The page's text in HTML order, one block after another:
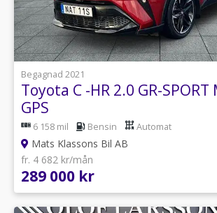
1
Begagnad 2021
Toyota C -HR 2.0 GR-SPORT
GPS
6 158 mil Bensin Automat
Mats Klassons Bil AB
fr. 4 682 kr/mån
289 000 kr